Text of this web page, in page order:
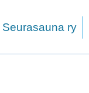
Seurasauna ry